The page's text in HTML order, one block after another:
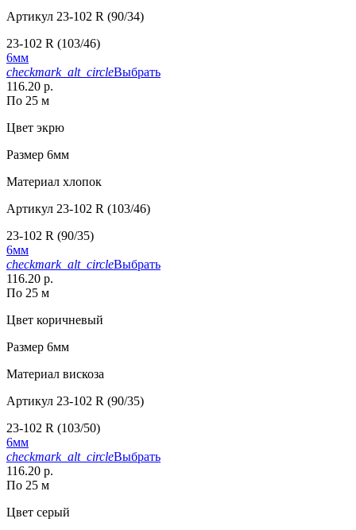
Артикул 23-102 R (90/34)
23-102 R (103/46)
6мм
checkmark_alt_circleВыбрать
116.20 р.
По 25 м
Цвет экрю
Размер 6мм
Материал хлопок
Артикул 23-102 R (103/46)
23-102 R (90/35)
6мм
checkmark_alt_circleВыбрать
116.20 р.
По 25 м
Цвет коричневый
Размер 6мм
Материал вискоза
Артикул 23-102 R (90/35)
23-102 R (103/50)
6мм
checkmark_alt_circleВыбрать
116.20 р.
По 25 м
Цвет серый